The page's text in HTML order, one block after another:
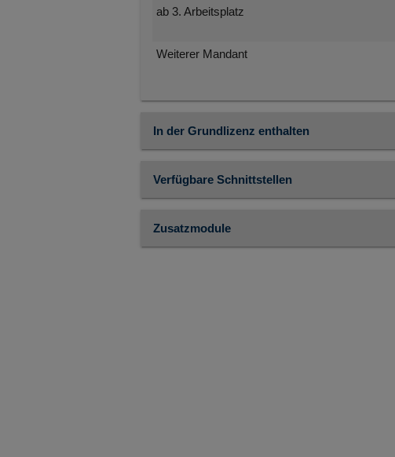
ab 3. Arbeitsplatz
Weiterer Mandant
In der Grundlizenz enthalten
Verfügbare Schnittstellen
Zusatzmodule